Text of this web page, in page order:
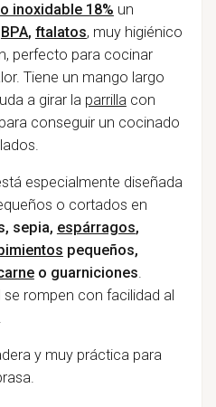
inoxidable 18% un
BPA, ftalatos, muy higiénico
perfecto para cocinar
Tiene un mango largo
a girar la parrillacon
conseguir un cocinado
especialmente diseñada
o cortados en
sepia, espárragos,
pequeños,
o guarniciones.
rompen con facilidad al
y muy práctica para